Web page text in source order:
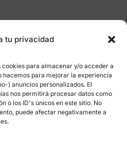
tu privacidad
para almacenar y/o acceder a
hacemos para mejorar la experiencia
) anuncios personalizados. El
nos permitirá procesar datos como
o los ID's únicos en este sitio. No
puede afectar negativamente a